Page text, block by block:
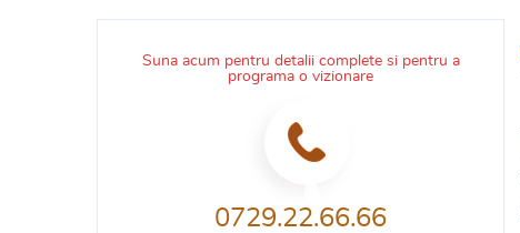
Suna acum pentru detalii complete si pentru a
programa o vizionare
0729.22.66.66